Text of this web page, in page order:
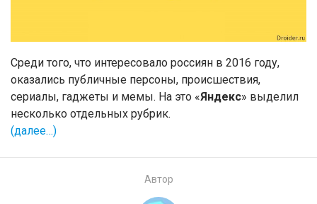
Среди того, что интересовало россиян в 2016 году,
оказались публичные персоны, происшествия,
сериалы, гаджеты и мемы. На это «Яндекс» выделил
несколько отдельных рубрик.
(далее…)
Автор